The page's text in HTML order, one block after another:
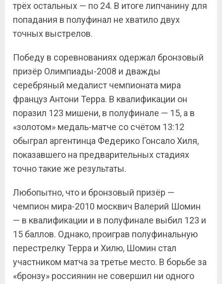
трёх остальных — по 24. В итоге липчанину для
попадания в полуфинал не хватило двух
точных выстрелов.
Победу в соревнованиях одержал бронзовый
призёр Олимпиады-2008 и дважды
серебряный медалист чемпионата мира
француз Антони Терра. В квалификации он
поразил 123 мишени, в полуфинале — 15, а в
«золотом» медаль-матче со счётом 13:12
обыграл аргентинца Федерико Гонсало Хиля,
показавшего на предварительных стадиях
точно такие же результаты.
Любопытно, что и бронзовый призёр —
чемпион мира-2010 москвич Валерий Шомин
— в квалификации и в полуфинале выбил 123 и
15 баллов. Однако, проиграв полуфинальную
перестрелку Терра и Хилю, Шомин стал
участником матча за третье место. В борьбе за
«бронзу» россиянин не совершил ни одного